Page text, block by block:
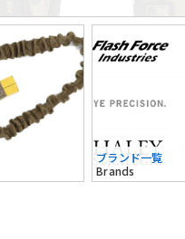
ブランド一覧
Brands